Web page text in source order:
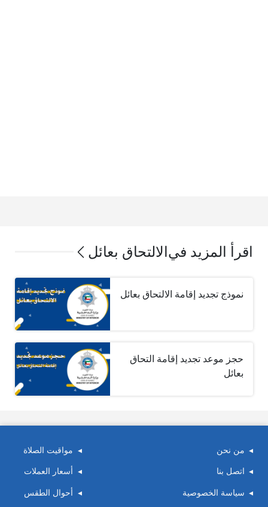
اقرأ المزيد في الالتحاق بعائل
نموذج تجديد إقامة الالتحاق بعائل
حجز موعد تجديد إقامة التحاق
بعائل
من نحن
اتصل بنا
سياسة الخصوصية
مواقيت الصلاة
أسعار العملات
أحوال الطقس